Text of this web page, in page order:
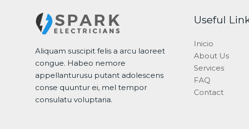
Aliquam suscipit felis a arcu laoreet
congue. Habeo nemore
appellanturusu putant adolescens
conse quuntur ei, mel tempor
consulatu voluptaria.
Useful
Inicio
About Us
Services
FAQ
Contact